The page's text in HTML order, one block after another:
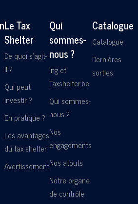
Le Tax
Shelter
De quoi s'agit-
il ?
Qui peut
investir ?
En pratique ?
Les avantages
du tax shelter
Avertissement
Qui
sommes-
nous ?
Ing et
Taxshelter.be
Qui sommes-
nous ?
Nos
engagements
Nos atouts
Notre organe
de contrôle
Catalogue
Catalogue
Dernières
sorties